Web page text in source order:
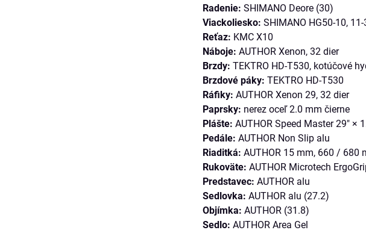
Radenie: SHIMANO Deore (30)
Viackoliesko: SHIMANO HG50-10,
Reťaz: KMC X10
Náboje: AUTHOR Xenon, 32 dier
Brzdy: TEKTRO HD-T530, kotúčové
Brzdové páky: TEKTRO HD-T530
Ráfiky: AUTHOR Xenon 29, 32 dier
Paprsky: nerez oceľ 2.0 mm čierne
Plášte: AUTHOR Speed Master 29" ×
Pedále: AUTHOR Non Slip alu
Riaditká: AUTHOR 15 mm, 660 / 680
Rukoväte: AUTHOR Microtech
Predstavec: AUTHOR alu
Sedlovka: AUTHOR alu (27.2)
Objímka: AUTHOR (31.8)
Sedlo: AUTHOR Area Gel